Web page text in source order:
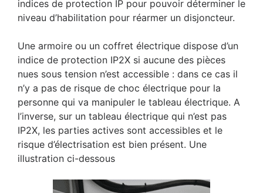
indices de protection IP pour pouvoir déterminer le
niveau d’habilitation pour réarmer un disjoncteur.
Une armoire ou un coffret électrique dispose d’un
indice de protection IP2X si aucune des pièces
nues sous tension n’est accessible : dans ce cas il
n’y a pas de risque de choc électrique pour la
personne qui va manipuler le tableau électrique. A
l’inverse, sur un tableau électrique qui n’est pas
IP2X, les parties actives sont accessibles et le
risque d’électrisation est bien présent. Une
illustration ci-dessous